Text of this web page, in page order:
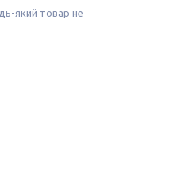
який товар не